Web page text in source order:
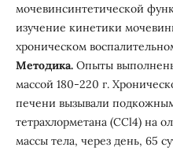
мочевинсинтетической
изучение кинетики
хроническом
Методика.Опыты выполнены
массой 180-220 г.
печени вызывали
тетрахлорметана (ССl4) на
массы тела, через день, 65